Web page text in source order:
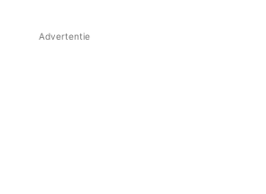
Advertentie